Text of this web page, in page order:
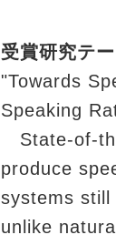
受賞研究テ
"Towards
Speaking
State-of-
produce
systems still
unlike